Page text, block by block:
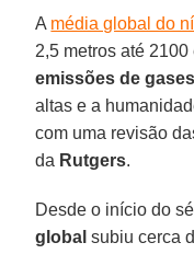
A média global do
2,5 metros até
emissões de
altas e a
com uma revisão
da Rutgers.
Desde o início do
global subiu cerca